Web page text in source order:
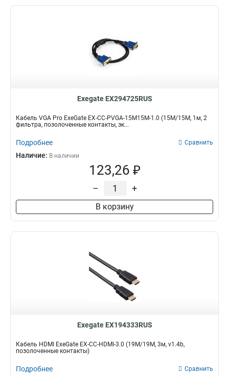
Exegate EX294725RUS
Кабель VGA Pro ExeGate EX-CC-PVGA-15M15M-1.0 (15M/15M, 1м, 2
фильтра, позолоченные контакты, эк...
Подробнее Сравнить
Наличие: В наличии
123,26 ₽
– +
В корзину
Exegate EX194333RUS
Кабель HDMI ExeGate EX-CC-HDMI-3.0 (19M/19M, 3м, v1.4b,
позолоченные контакты)
Подробнее Сравнить